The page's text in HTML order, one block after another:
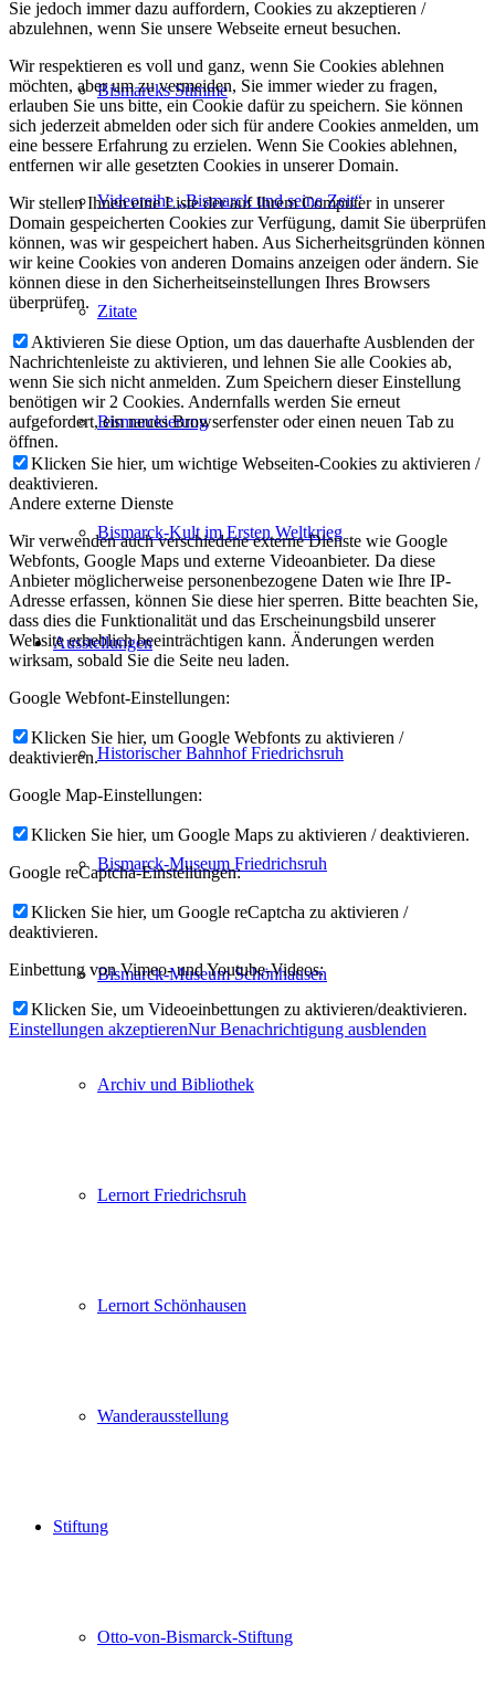
Bismarcks Stimme
Videoreihe „Bismarck und seine Zeit“
Zitate
Bismarckierung
Bismarck-Kult im Ersten Weltkrieg
Ausstellungen
Historischer Bahnhof Friedrichsruh
Bismarck-Museum Friedrichsruh
Bismarck-Museum Schönhausen
Archiv und Bibliothek
Lernort Friedrichsruh
Lernort Schönhausen
Wanderausstellung
Stiftung
Otto-von-Bismarck-Stiftung
Sie jedoch immer dazu auffordern, Cookies zu akzeptieren /
abzulehnen, wenn Sie unsere Webseite erneut besuchen.
Wir respektieren es voll und ganz, wenn Sie Cookies ablehnen
möchten, aber um zu vermeiden, Sie immer wieder zu fragen,
erlauben Sie uns bitte, ein Cookie dafür zu speichern. Sie können
sich jederzeit abmelden oder sich für andere Cookies anmelden, um
eine bessere Erfahrung zu erzielen. Wenn Sie Cookies ablehnen,
entfernen wir alle gesetzten Cookies in unserer Domain.
Wir stellen Ihnen eine Liste der auf Ihrem Computer in unserer
Domain gespeicherten Cookies zur Verfügung, damit Sie überprüfen
können, was wir gespeichert haben. Aus Sicherheitsgründen können
wir keine Cookies von anderen Domains anzeigen oder ändern. Sie
können diese in den Sicherheitseinstellungen Ihres Browsers
überprüfen.
Aktivieren Sie diese Option, um das dauerhafte Ausblenden der
Nachrichtenleiste zu aktivieren, und lehnen Sie alle Cookies ab,
wenn Sie sich nicht anmelden. Zum Speichern dieser Einstellung
benötigen wir 2 Cookies. Andernfalls werden Sie erneut
aufgefordert, ein neues Browserfenster oder einen neuen Tab zu
öffnen.
Klicken Sie hier, um wichtige Webseiten-Cookies zu aktivieren /
deaktivieren.
Andere externe Dienste
Wir verwenden auch verschiedene externe Dienste wie Google
Webfonts, Google Maps und externe Videoanbieter. Da diese
Anbieter möglicherweise personenbezogene Daten wie Ihre IP-
Adresse erfassen, können Sie diese hier sperren. Bitte beachten Sie,
dass dies die Funktionalität und das Erscheinungsbild unserer
Website erheblich beeinträchtigen kann. Änderungen werden
wirksam, sobald Sie die Seite neu laden.
Google Webfont-Einstellungen:
Klicken Sie hier, um Google Webfonts zu aktivieren /
deaktivieren.
Google Map-Einstellungen:
Klicken Sie hier, um Google Maps zu aktivieren / deaktivieren.
Google reCaptcha-Einstellungen:
Klicken Sie hier, um Google reCaptcha zu aktivieren /
deaktivieren.
Einbettung von Vimeo- und Youtube-Videos:
Klicken Sie, um Videoeinbettungen zu aktivieren/deaktivieren.
Einstellungen akzeptierenNur Benachrichtigung ausblenden